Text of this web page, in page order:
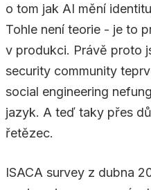
o tom jak AI mění
Tohle není teorie - je to
v produkci. Právě proto
security community
social engineering
jazyk. A teď taky přes
řetězec.
ISACA survey z dubna